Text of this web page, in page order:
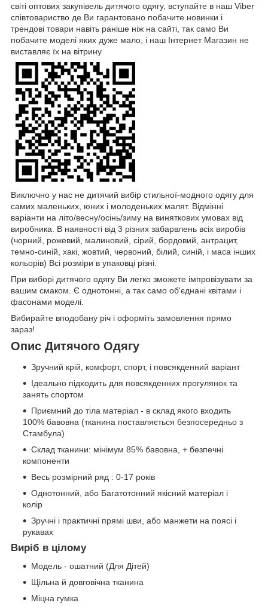
світі оптових закупівель дитячого одягу, вступайте в наш Viber
співтовариство де Ви гарантовано побачите новинки і
трендові товари навіть раніше ніж на сайті, так само Ви
побачите моделі яких дуже мало, і наш Інтернет Магазин не
виставляє їх на вітрину
Виключно у нас не дитячий вибір стильної-модного одягу для
самих маленьких, юних і молоденьких малят. Відмінні
варіанти на літо/весну/осінь/зиму на виняткових умовах від
виробника. В наявності від 3 різних забарвлень всіх виробів
(чорний, рожевий, малиновий, сірий, бордовий, антрацит,
темно-синій, хакі, жовтий, червоний, білий, синій, і маса інших
кольорів) Всі розміри в упаковці різні.
При виборі дитячого одягу Ви легко зможете імпровізувати за
вашим смаком. Є однотонні, а так само об'єднані квітами і
фасонами моделі.
Вибирайте вподобану річ і оформіть замовлення прямо
зараз!
Опис Дитячого Одягу
Зручний крій, комфорт, спорт, і повсякденний варіант
Ідеально підходить для повсякденних прогулянок та
занять спортом
Приємний до тіла матеріал - в склад якого входить
100% бавовна (тканина поставляється безпосередньо з
Стамбула)
Склад тканини: мінімум 85% бавовна, + безпечні
компоненти
Весь розмірний ряд : 0-17 років
Однотонний, або Багатотонний якісний матеріал і
колір
Зручні і практичні прямі шви, або манжети на поясі і
рукавах
Виріб в цілому
Модель - ошатний (Для Дітей)
Щільна й довговічна тканина
Міцна гумка